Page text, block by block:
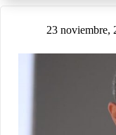
23 noviembre,